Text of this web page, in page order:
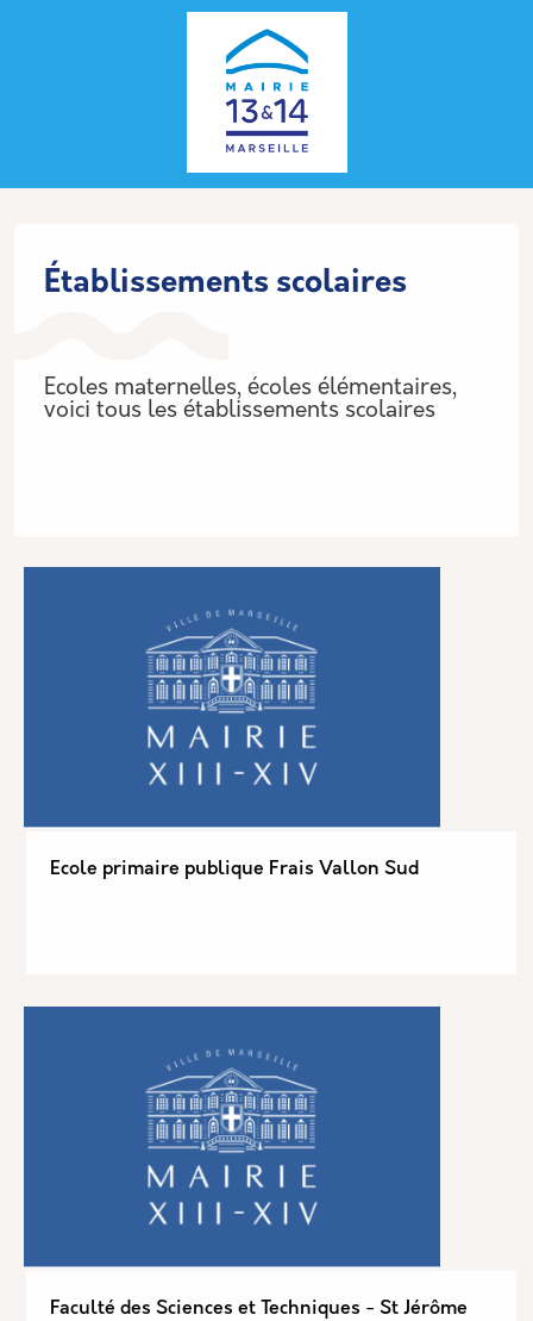
Aller au contenu principal
Établissements scolaires
Ecoles maternelles, écoles élémentaires,
voici tous les établissements scolaires
Ecole primaire publique Frais Vallon Sud
Faculté des Sciences et Techniques - St Jérôme
Panneau de gestion des cookies